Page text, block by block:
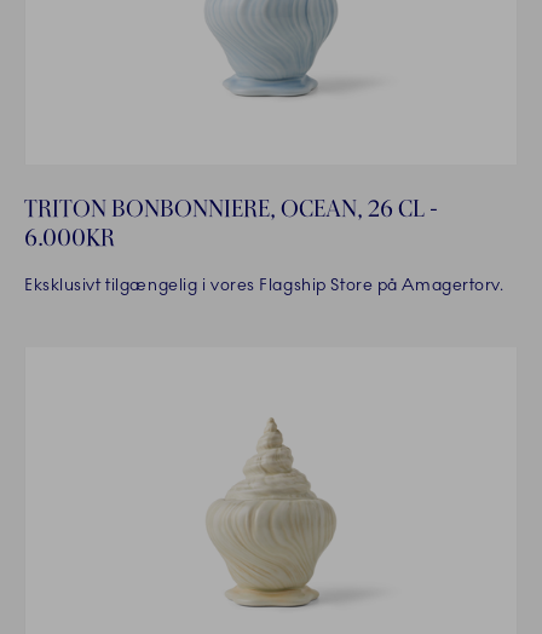
TRITON BONBONNIERE, OCEAN, 26 CL -
6.000KR
Eksklusivt tilgængelig i vores Flagship Store på Amagertorv.